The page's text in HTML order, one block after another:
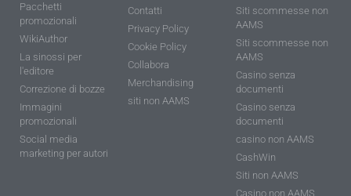
Pacchetti
promozionali
WikiAuthor
La sinossi per
l'editore
Correzione di bozze
Immagini
promozionali
Social media
marketing per autori
Contatti
Privacy Policy
Cookie Policy
Collabora
Merchandising
siti non AAMS
Siti scommesse non
AAMS
Siti scommesse non
AAMS
Casino senza
documenti
Casino senza
documenti
casino non AAMS
CashWin
Siti non AAMS
Casino non AAMS